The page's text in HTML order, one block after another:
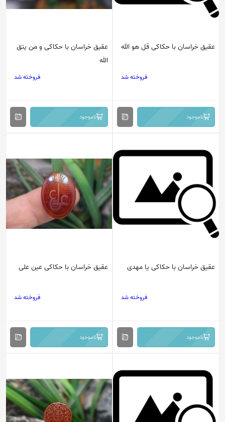
عقیق خراسان با حکاکی قل هو الله
فروخته شد
ناموجود
عقیق خراسان با حکاکی و من یتق
الله
فروخته شد
ناموجود
عقیق خراسان با حکاکی یا مهدی
فروخته شد
ناموجود
عقیق خراسان با حکاکی عین علی
فروخته شد
ناموجود